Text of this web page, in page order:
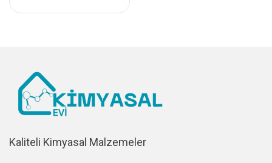
Kaliteli Kimyasal Malzemeler